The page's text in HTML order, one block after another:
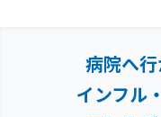
病院へ
インフル